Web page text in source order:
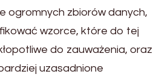
ogromnych zbiorów danych,
wzorce, które do tej
do zauważenia, oraz
uzasadnione